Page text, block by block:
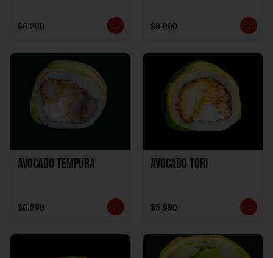
$6.290 $8.990
Avocado Tempura
$6.590
Avocado Tori
$5.990